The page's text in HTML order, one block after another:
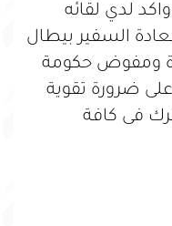
واكد لدي لقائه
السفير بيطال
ومفوض حكومة
على ضرورة تقوية
فى كافة